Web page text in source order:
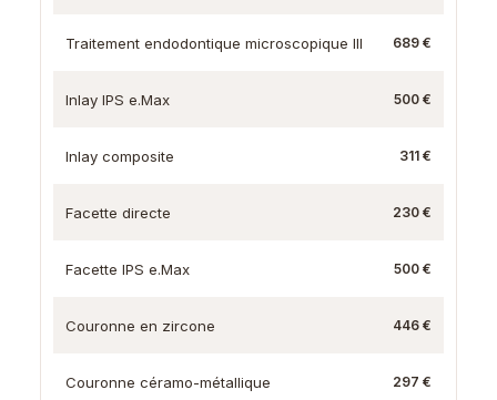
Traitement endodontique microscopique III 689 €
Inlay IPS e.Max 500 €
Inlay composite 311 €
Facette directe 230 €
Facette IPS e.Max 500 €
Couronne en zircone 446 €
Couronne céramo-métallique 297 €